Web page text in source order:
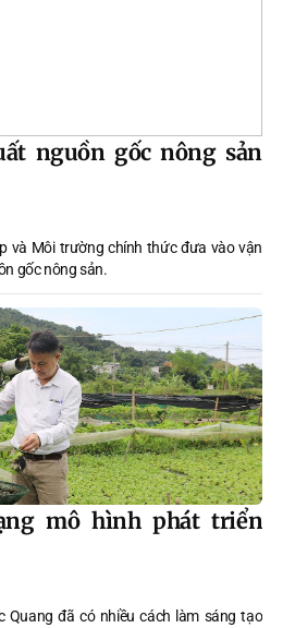
nguồn gốc nông sản
và Môi trường chính thức đưa vào vận
gốc nông sản.
mô hình phát triển
Quang đã có nhiều cách làm sáng tạo